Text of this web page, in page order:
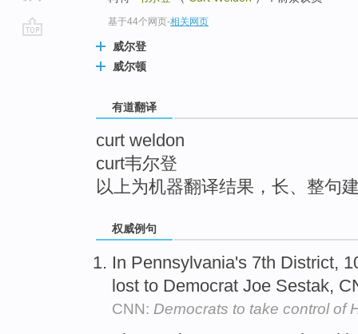
基于44个网页-相关网页
威尔登
威尔顿
有道翻译
curt weldon
curt韦尔登
以上为机器翻译结果，长、整句
权威例句
In Pennsylvania's 7th District,
lost to Democrat Joe Sestak,
CNN: Democrats to take control of